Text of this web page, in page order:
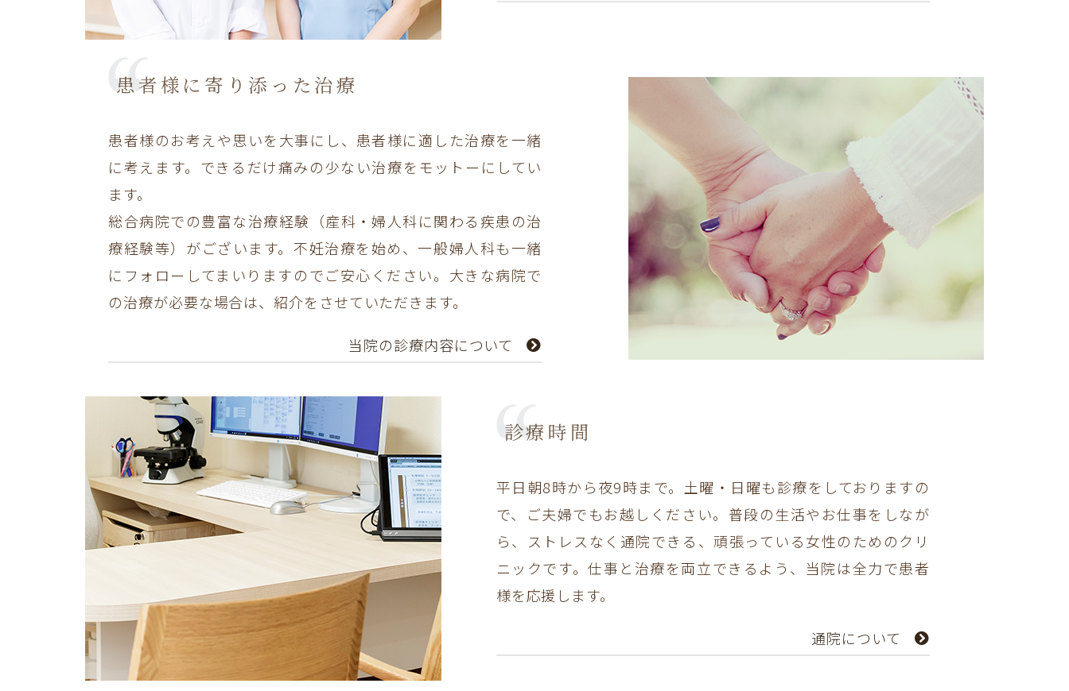
患者様に寄り添った治療
患者様のお考えや思いを大事にし、患者様に適した治療を一緒
に考えます。できるだけ痛みの少ない治療をモットーにしてい
ます。
総合病院での豊富な治療経験（産科・婦人科に関わる疾患の治
療経験等）がございます。不妊治療を始め、一般婦人科も一緒
にフォローしてまいりますのでご安心ください。大きな病院で
の治療が必要な場合は、紹介をさせていただきます。
当院の診療内容について
診療時間
平日朝8時から夜9時まで。土曜・日曜も診療をしておりますの
で、ご夫婦でもお越しください。普段の生活やお仕事をしなが
ら、ストレスなく通院できる、頑張っている女性のためのクリ
ニックです。仕事と治療を両立できるよう、当院は全力で患者
様を応援します。
通院について